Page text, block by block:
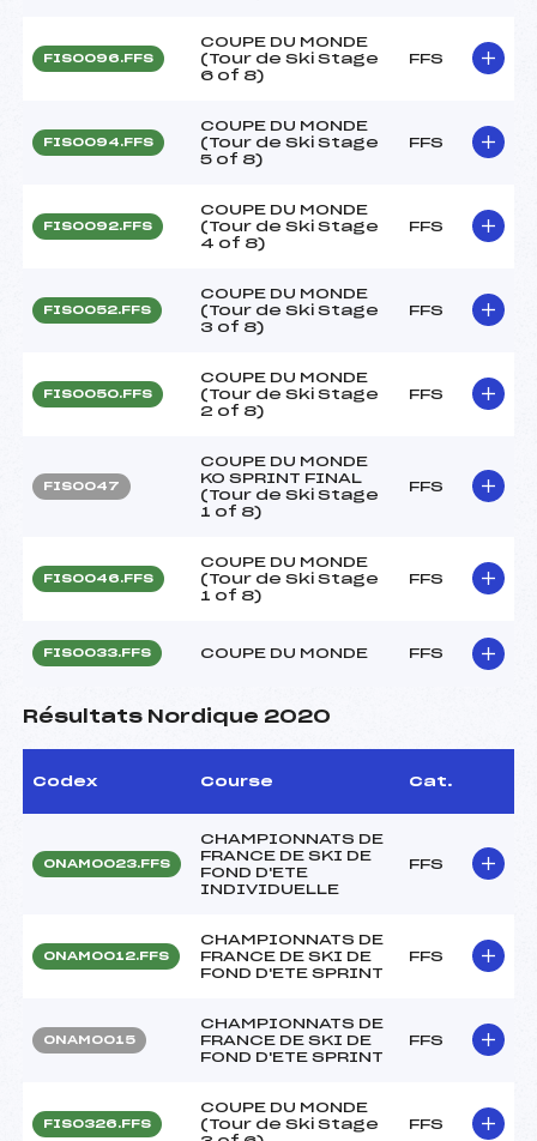
FIS0096.FFS
COUPE DU MONDE
(Tour de Ski Stage
6 of 8)
FFS
FIS0094.FFS
COUPE DU MONDE
(Tour de Ski Stage
5 of 8)
FFS
FIS0092.FFS
COUPE DU MONDE
(Tour de Ski Stage
4 of 8)
FFS
FIS0052.FFS
COUPE DU MONDE
(Tour de Ski Stage
3 of 8)
FFS
FIS0050.FFS
COUPE DU MONDE
(Tour de Ski Stage
2 of 8)
FFS
FIS0047
COUPE DU MONDE
KO SPRINT FINAL
(Tour de Ski Stage
1 of 8)
FFS
FIS0046.FFS
COUPE DU MONDE
(Tour de Ski Stage
1 of 8)
FFS
FIS0033.FFS COUPE DU MONDE FFS
Résultats Nordique 2020
Codex Course Cat.
ONAM0023.FFS
CHAMPIONNATS DE
FRANCE DE SKI DE
FOND D'ETE
INDIVIDUELLE
FFS
ONAM0012.FFS
CHAMPIONNATS DE
FRANCE DE SKI DE
FOND D'ETE SPRINT
FFS
ONAM0015
CHAMPIONNATS DE
FRANCE DE SKI DE
FOND D'ETE SPRINT
FFS
FIS0326.FFS
COUPE DU MONDE
(Tour de Ski Stage
FFS